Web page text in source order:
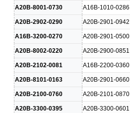
A20B-8001-0730 A16B-1010-0286
A20B-2902-0290 A20B-2901-0942
A16B-3200-0270 A20B-2901-0500
A20B-8002-0220 A20B-2900-0851
A20B-2102-0081 A16B-2200-0360
A20B-8101-0163 A20B-2901-0660
A20B-2100-0760 A20B-2101-0870
A20B-3300-0395 A20B-3300-0601